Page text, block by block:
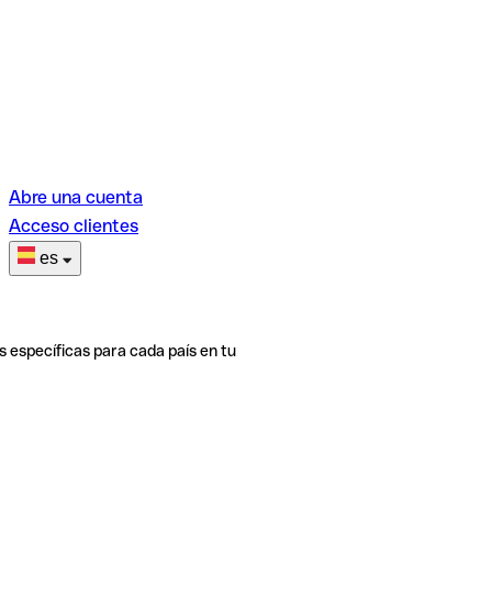
Abre una cuenta
Acceso clientes
es
específicas para cada país en tu